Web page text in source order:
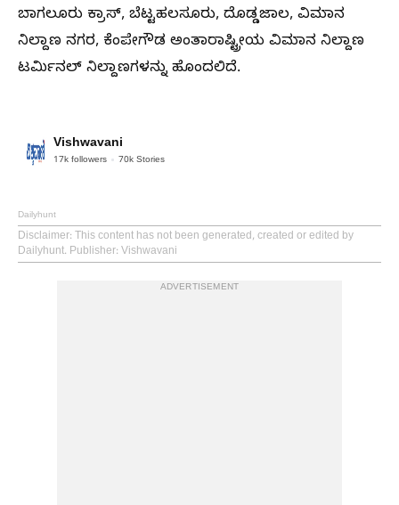
ಬಾಗಲೂರು ಕ್ರಾಸ್, ಬೆಟ್ಟಹಲಸೂರು, ದೊಡ್ಡಜಾಲ, ವಿಮಾನ
ನಿಲ್ದಾಣ ನಗರ, ಕೆಂಪೇಗೌಡ ಅಂತಾರಾಷ್ಟ್ರೀಯ ವಿಮಾನ ನಿಲ್ದಾಣ
ಟರ್ಮಿನಲ್‌ ನಿಲ್ದಾಣಗಳನ್ನು ಹೊಂದಲಿದೆ.
Vishwavani
17k followers 70k Stories
Dailyhunt
Disclaimer: This content has not been generated, created or edited by
Dailyhunt. Publisher: Vishwavani
ADVERTISEMENT